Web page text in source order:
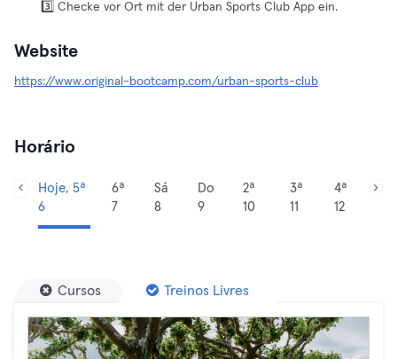
3️⃣ Checke vor Ort mit der Urban Sports Club App ein.
Website
https://www.original-bootcamp.com/urban-sports-club
Horário
Hoje, 5ª
6
6ª
7
Sá
8
Do
9
2ª
10
3ª
11
4ª
12
Cursos Treinos Livres